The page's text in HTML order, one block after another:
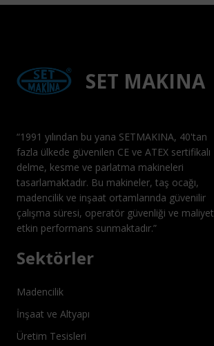
SET MAKINA
“1991 yılından bu yana SETMAKINA, 40'tan
fazla ülkede güvenilen CE ve ATEX sertifikalı
delme, kesme ve parlatma makineleri
tasarlamaktadır. Bu makineler, taş ocağı,
madencilik ve inşaat ortamlarında güvenilir
çalışma süresi, operatör güvenliği ve maliyet
etkin performans sunmaktadır.”
Sektörler
Madencilik
İnşaat ve Altyapı
Üretim Tesisleri